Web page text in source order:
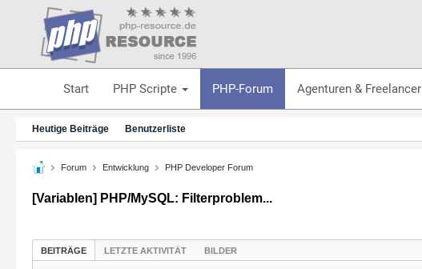
Start PHP Scripte PHP-Forum Agenturen & Freelancer
Heutige Beiträge Benutzerliste
Forum Entwicklung PHP Developer Forum
[Variablen] PHP/MySQL: Filterproblem...
BEITRÄGE LETZTE AKTIVITÄT BILDER